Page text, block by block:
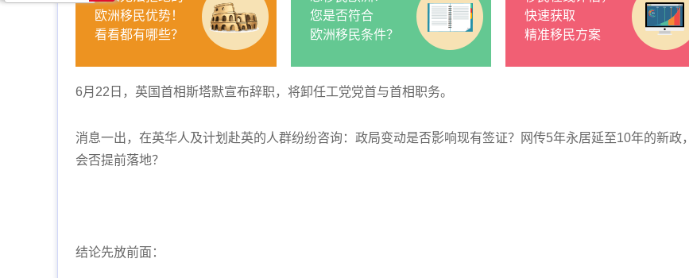
欧洲移民优势！
看看都有哪些？
您是否符合
欧洲移民条件？
快速获取
精准移民方案
6月22日，英国首相斯塔默宣布辞职，将卸任工党党首与首相职务。
消息一出，在英华人及计划赴英的人群纷纷咨询：政局变动是否影响现有签证？网传5年永居延至10年的新政，
会否提前落地？
结论先放前面：